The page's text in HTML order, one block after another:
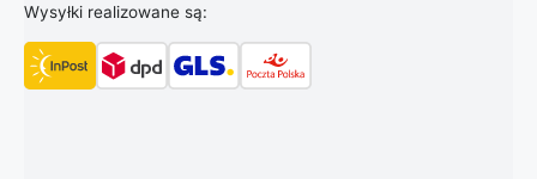
Wysyłki realizowane są: